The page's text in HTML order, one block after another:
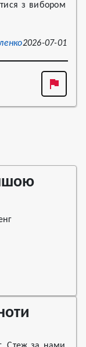
з вибором
2026-07-01